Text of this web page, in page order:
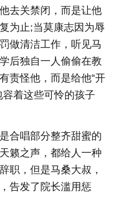
去关禁闭，而是让他
为止;当莫康志因为辱
做清洁工作，听见马
后独自一人偷偷在教
责怪他，而是给他“开
着这些可怜的孩子
合唱部分整齐甜蜜的
籁之声，都给人一种
职，但是马桑大叔，
告发了院长滥用惩